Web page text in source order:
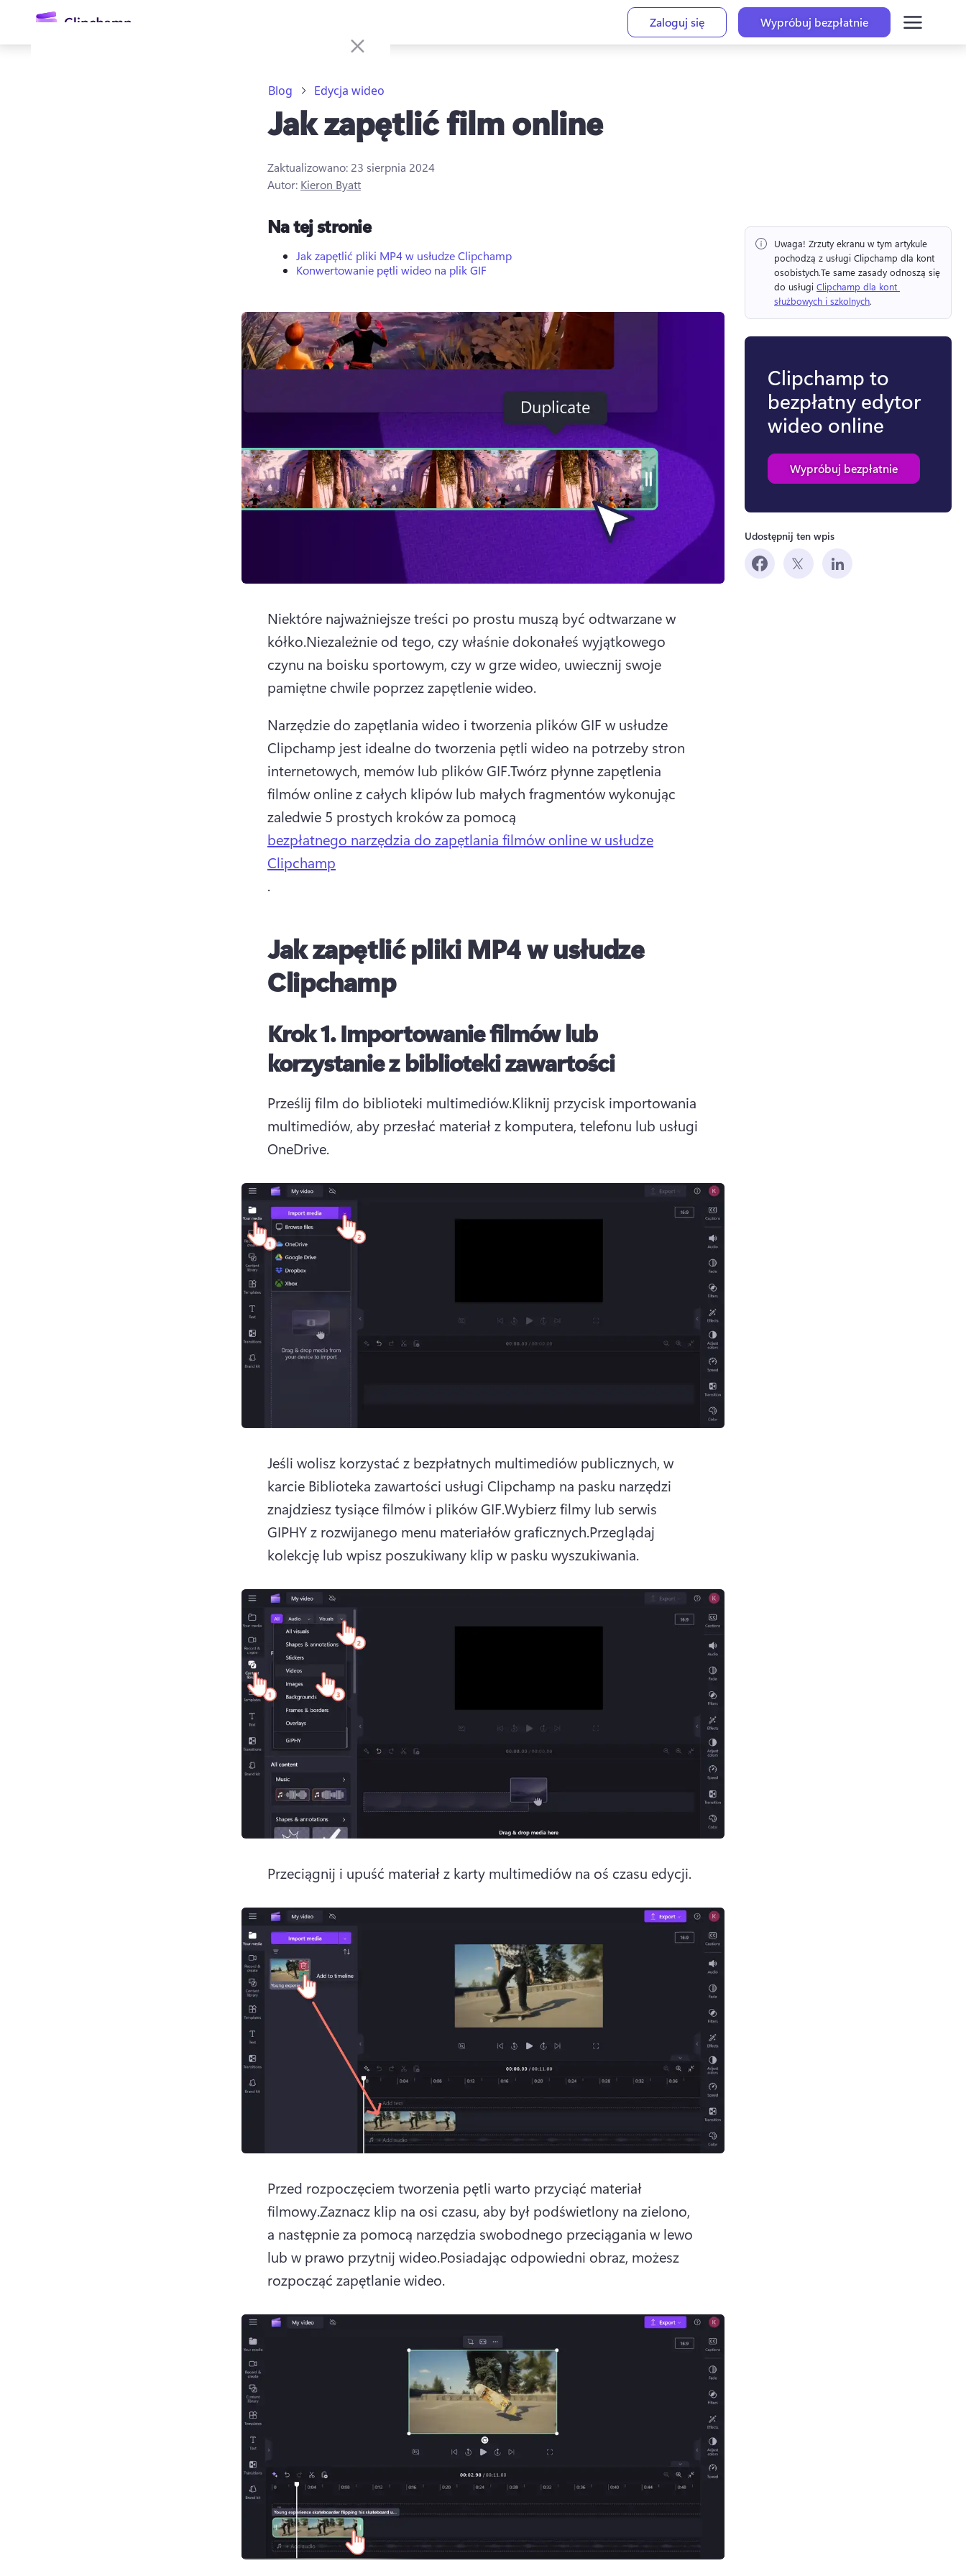
głównej
Zaloguj się Wypróbuj bezpłatnie
Blog Edycja wideo
Jak zapętlić film online
Zaktualizowano: 23 sierpnia 2024
Autor: Kieron Byatt
Na tej stronie
Jak zapętlić pliki MP4 w usłudze Clipchamp
Konwertowanie pętli wideo na plik GIF
Niektóre najważniejsze treści po prostu muszą być odtwarzane w
kółko.Niezależnie od tego, czy właśnie dokonałeś wyjątkowego
czynu na boisku sportowym, czy w grze wideo, uwiecznij swoje
pamiętne chwile poprzez zapętlenie wideo.
Narzędzie do zapętlania wideo i tworzenia plików GIF w usłudze
Clipchamp jest idealne do tworzenia pętli wideo na potrzeby stron
internetowych, memów lub plików GIF.Twórz płynne zapętlenia
filmów online z całych klipów lub małych fragmentów wykonując
zaledwie 5 prostych kroków za pomocą
bezpłatnego narzędzia do zapętlania filmów online w usłudze
Clipchamp
.
Jak zapętlić pliki MP4 w usłudze
Clipchamp
Krok 1.Importowanie filmów lub
korzystanie z biblioteki zawartości
Prześlij film do biblioteki multimediów.Kliknij przycisk importowania
multimediów, aby przesłać materiał z komputera, telefonu lub usługi
OneDrive.
Jeśli wolisz korzystać z bezpłatnych multimediów publicznych, w
karcie Biblioteka zawartości usługi Clipchamp na pasku narzędzi
znajdziesz tysiące filmów i plików GIF.Wybierz filmy lub serwis
GIPHY z rozwijanego menu materiałów graficznych.Przeglądaj
kolekcję lub wpisz poszukiwany klip w pasku wyszukiwania.
Przeciągnij i upuść materiał z karty multimediów na oś czasu edycji.
Przed rozpoczęciem tworzenia pętli warto przyciąć materiał
filmowy.Zaznacz klip na osi czasu, aby był podświetlony na zielono,
a następnie za pomocą narzędzia swobodnego przeciągania w lewo
lub w prawo przytnij wideo.Posiadając odpowiedni obraz, możesz
rozpocząć zapętlanie wideo.
Uwaga! Zrzuty ekranu w tym artykule
pochodzą z usługi Clipchamp dla kont
osobistych.Te same zasady odnoszą się
do usługi Clipchamp dla kont
służbowych i szkolnych.
Clipchamp to
bezpłatny edytor
wideo online
Wypróbuj bezpłatnie
Udostępnij ten wpis